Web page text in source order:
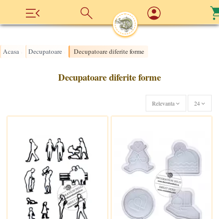
Acasa Decupatoare Decupatoare diferite forme
Decupatoare diferite forme
Relevanta 24